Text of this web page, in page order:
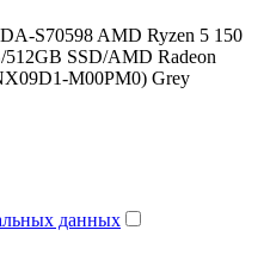
S70598 AMD Ryzen 5 150
SSD/AMD Radeon
M00PM0) Grey
данных